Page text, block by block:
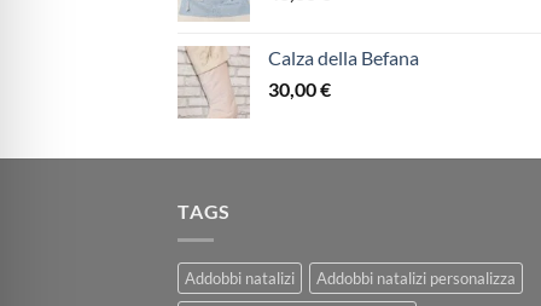
Calza della Befana
30,00€
TAGS
Addobbi natalizi
Addobbi natalizi personalizza